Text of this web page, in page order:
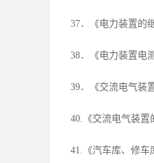
37．《电力装置的
38．《电力装置电
39．《交流电气装
40.《交流电气装置
41.《汽车库、修车